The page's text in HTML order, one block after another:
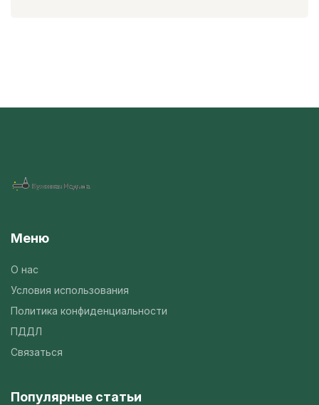
Меню
О нас
Условия использования
Политика конфиденциальности
ПДДЛ
Связаться
Популярные статьи